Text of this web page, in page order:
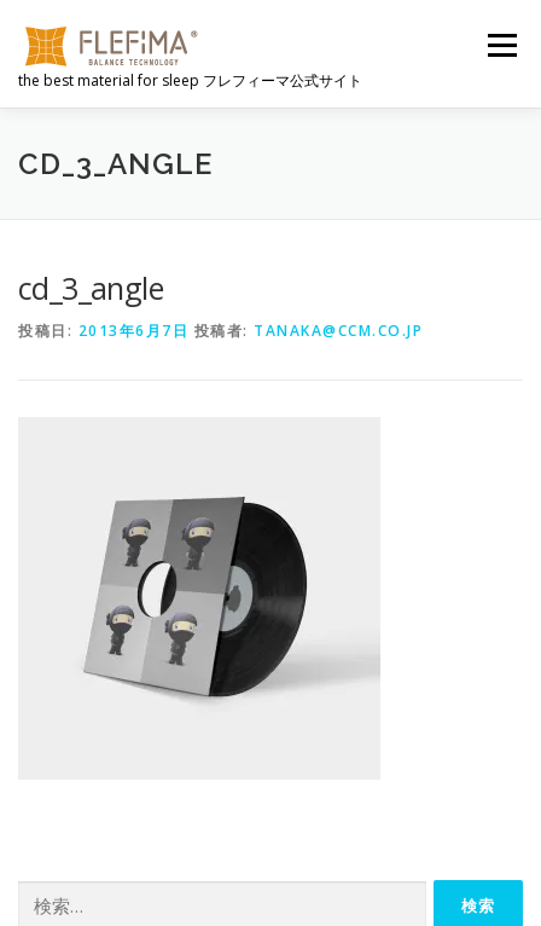
ツ
the best material for sleep フレフィーマ公式サイト
メニュー
FLEFIMAとは 選ばれる理由
会社概要
CD_3_ANGLE
cd_3_angle
投稿日: 2013年6月7日 投稿者: TANAKA@CCM.CO.JP
索: